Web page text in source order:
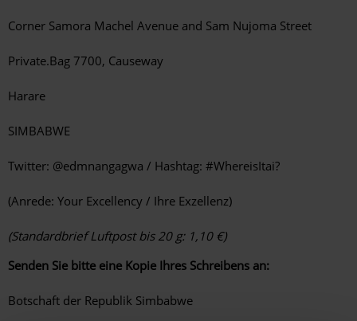
Corner Samora Machel Avenue and Sam Nujoma Street
Private.Bag 7700, Causeway
Harare
SIMBABWE
Twitter: @edmnangagwa / Hashtag: #WhereisItai?
(Anrede: Your Excellency / Ihre Exzellenz)
(Standardbrief Luftpost bis 20 g: 1,10 €)
Senden Sie bitte eine Kopie Ihres Schreibens an:
Botschaft der Republik Simbabwe